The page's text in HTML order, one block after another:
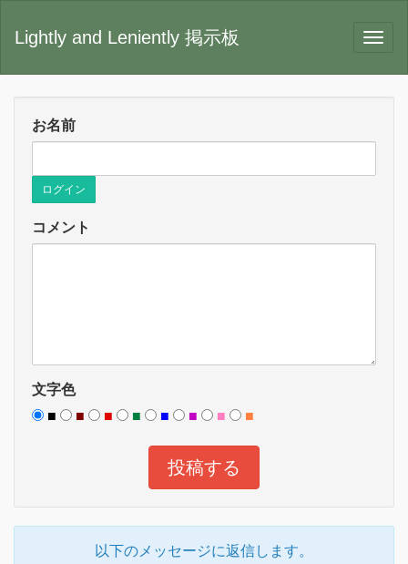
Lightly and Leniently 掲示板
お名前
ログイン
コメント
文字色
■
■ ■ ■ ■ ■ ■ ■
以下のメッセージに返信します。